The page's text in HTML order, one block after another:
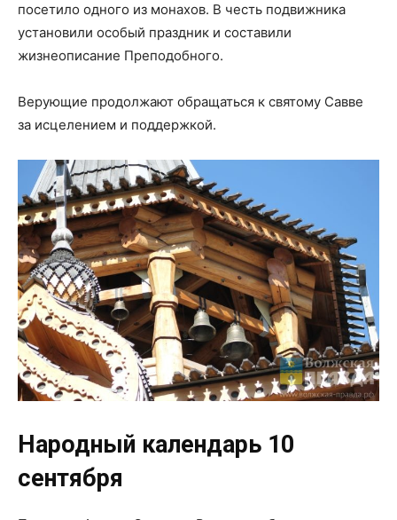
посетило одного из монахов. В честь подвижника
установили особый праздник и составили
жизнеописание Преподобного.
Верующие продолжают обращаться к святому Савве
за исцелением и поддержкой.
Народный календарь 10
сентября